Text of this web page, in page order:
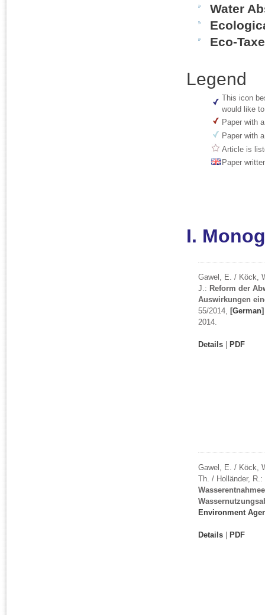
Water
Eco-
Legend
This icon
would like
Paper with
Paper with
Article is
Paper
I.
Gawel, E. / Köck,
J.: Reform der
Auswirkungen
55/2014,
2014.
Details PDF
Gawel, E. / Köck,
Th. / Holländer, R.:
Environment
Details PDF